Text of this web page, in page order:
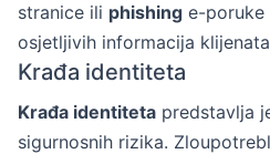
stranice ili phishing e-poruke
osjetljivih informacija
Krađa identiteta
Krađa identiteta predstavlja
sigurnosnih rizika.